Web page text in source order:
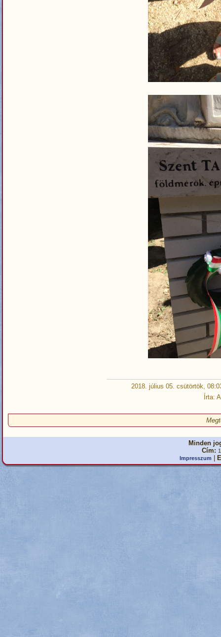
2018. július 05. csütörtök,
Írta:
Minden
Cím:
Impresszum